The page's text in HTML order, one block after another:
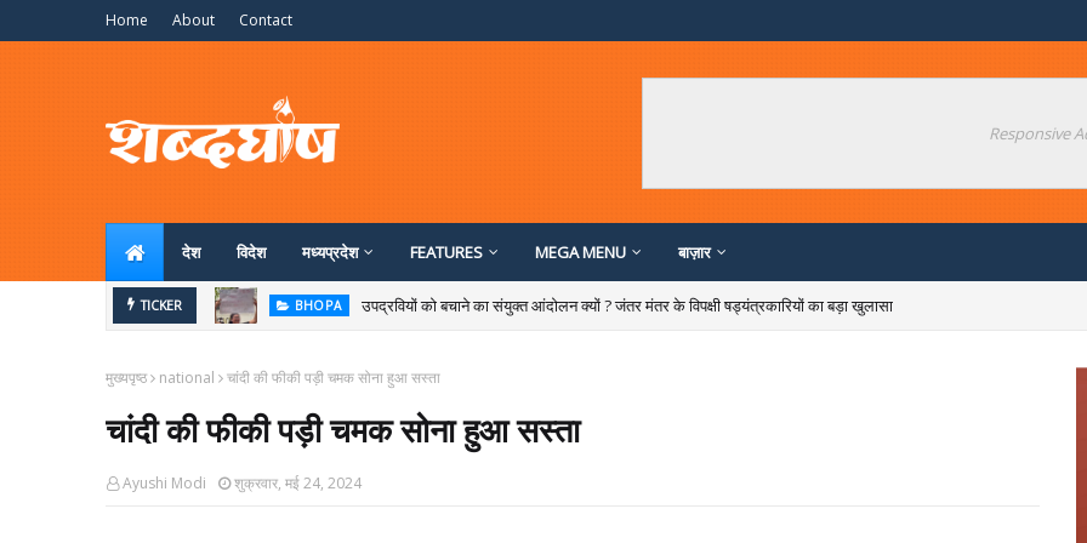
Home About Contact
Responsive
देश विदेश मध्‍यप्रदेश FEATURES MEGA MENU बाज़ार
TICKER BHOPA उपद्रवियों को बचाने का संयुक्त आंदोलन क्यों ? जंतर मंतर के विपक्षी षड्यंत्रकारियों का बड़ा खुलासा
मुख्यपृष्ठ national चांदी की फीकी पड़ी चमक सोना हुआ सस्ता
चांदी की फीकी पड़ी चमक सोना हुआ सस्ता
Ayushi Modi शुक्रवार, मई 24, 2024